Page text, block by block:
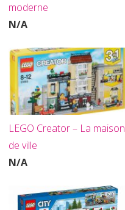
moderne
N/A
LEGO Creator – La maison
de ville
N/A